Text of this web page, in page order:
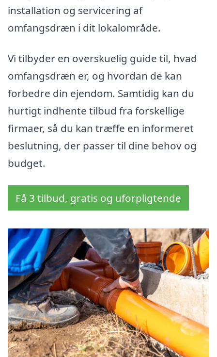
installation og servicering af
omfangsdræn i dit lokalområde.
Vi tilbyder en overskuelig guide til, hvad
omfangsdræn er, og hvordan de kan
forbedre din ejendom. Samtidig kan du
hurtigt indhente tilbud fra forskellige
firmaer, så du kan træffe en informeret
beslutning, der passer til dine behov og
budget.
Få 3 tilbud, gratis og uforpligtende